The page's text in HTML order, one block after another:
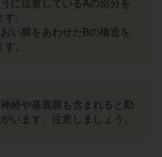
に位置しているAの部分を
。
い膜をあわせたBの構造を
。
経や基底膜も含まれると勘
います。注意しましょう。